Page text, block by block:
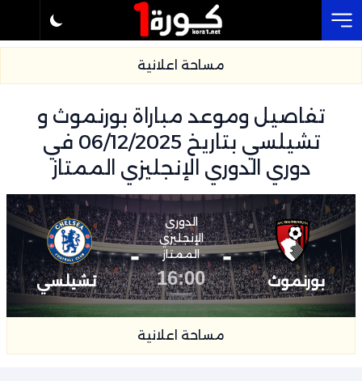
مساحة اعلانية
تفاصيل وموعد مباراة بورنموث و
تشيلسي بتاريخ 06/12/2025 في
دوري الدوري الإنجليزي الممتاز
بورنموث
-
الدوري
الإنجليزي
الممتاز
16:00
-
تشيلسي
مساحة اعلانية